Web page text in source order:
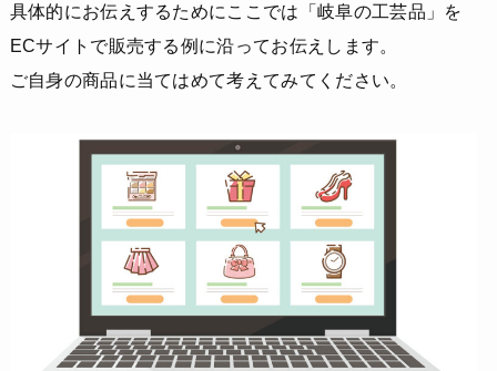
具体的にお伝えするためにここでは「岐阜の工芸品」を
ECサイトで販売する例に沿ってお伝えします。
ご自身の商品に当てはめて考えてみてください。